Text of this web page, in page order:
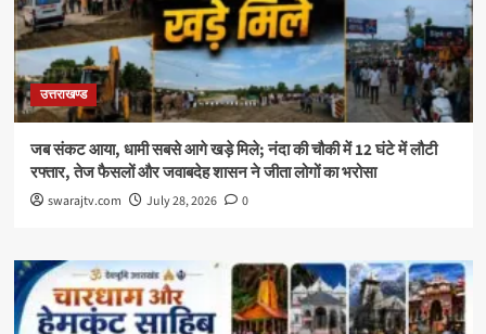
उत्तराखण्ड
जब संकट आया, धामी सबसे आगे खड़े मिले; नंदा की चौकी में 12 घंटे में लौटी
रफ्तार, तेज फैसलों और जवाबदेह शासन ने जीता लोगों का भरोसा
swarajtv.com July 28, 2026 0